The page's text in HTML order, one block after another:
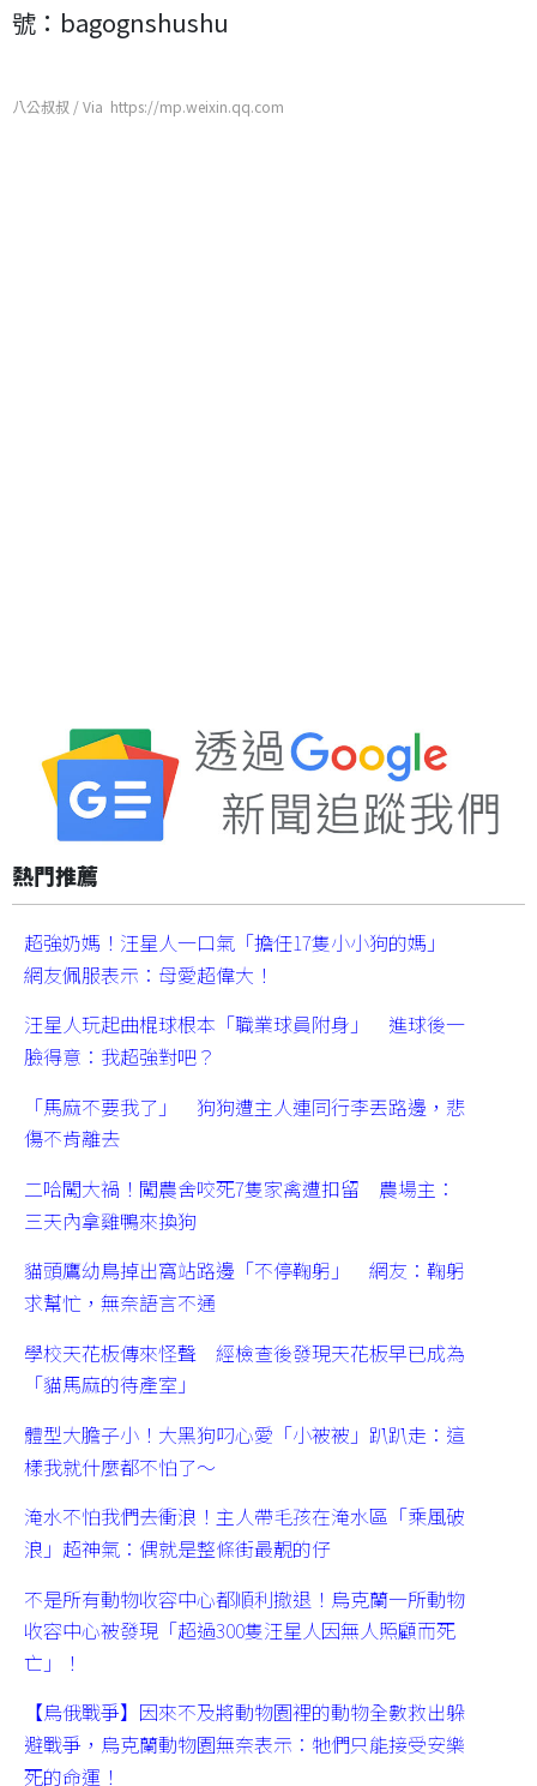
號：bagognshushu
八公叔叔 / Via https://mp.weixin.qq.com
熱門推薦
超強奶媽！汪星人一口氣「擔任17隻小小狗的媽」
網友佩服表示：母愛超偉大！
汪星人玩起曲棍球根本「職業球員附身」 進球後一
臉得意：我超強對吧？
「馬麻不要我了」 狗狗遭主人連同行李丟路邊，悲
傷不肯離去
二哈闖大禍！闖農舍咬死7隻家禽遭扣留 農場主：
三天內拿雞鴨來換狗
貓頭鷹幼鳥掉出窩站路邊「不停鞠躬」 網友：鞠躬
求幫忙，無奈語言不通
學校天花板傳來怪聲 經檢查後發現天花板早已成為
「貓馬麻的待產室」
體型大膽子小！大黑狗叼心愛「小被被」趴趴走：這
樣我就什麼都不怕了～
淹水不怕我們去衝浪！主人帶毛孩在淹水區「乘風破
浪」超神氣：偶就是整條街最靚的仔
不是所有動物收容中心都順利撤退！烏克蘭一所動物
收容中心被發現「超過300隻汪星人因無人照顧而死
亡」！
【烏俄戰爭】因來不及將動物園裡的動物全數救出躲
避戰爭，烏克蘭動物園無奈表示：牠們只能接受安樂
死的命運！